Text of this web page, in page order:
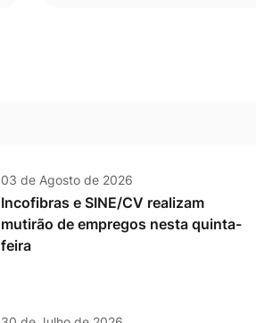
03 de Agosto de 2026
Incofibras e SINE/CV realizam
mutirão de empregos nesta quinta-
feira